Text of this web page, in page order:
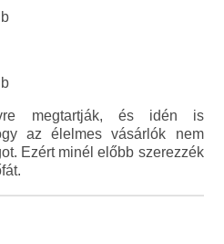
megtartják, és idén is
az élelmes vásárlók nem
Ezért minél előbb szerezzék